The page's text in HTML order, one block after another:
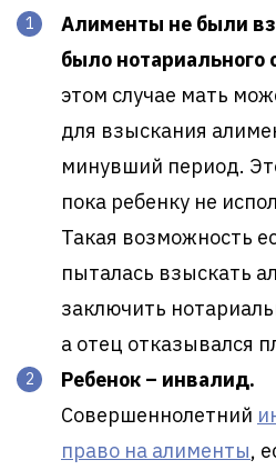
Алименты не были
было нотариального
этом случае мать
для взыскания
минувший период.
пока ребенку не
Такая возможность
пыталась взыскать
заключить
а отец отказывался
Ребенок – инвалид.
Совершеннолетний
право на алименты,